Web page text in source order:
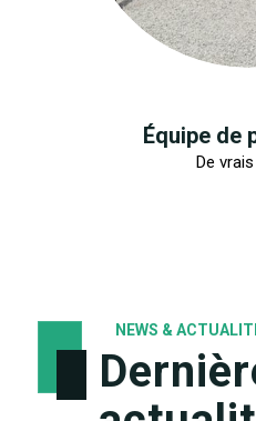
Équipe de
De
NEWS &